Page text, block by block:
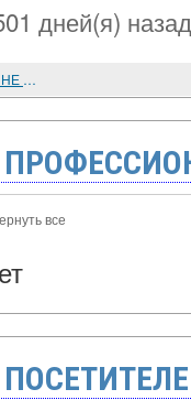
дней(я) назад
БЕЗДОКАЗАТЕЛЬНЫХ ВЫСКАЗЫВАНИЙ НЕ ДОЛЖНО БЫТЬ
все